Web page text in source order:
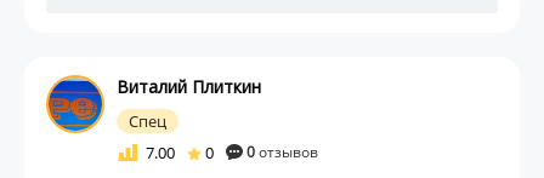
Виталий Плиткин
Спец
7.00
0 0отзывов